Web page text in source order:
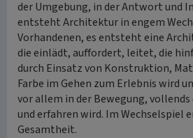
der Umgebung, in der Antwort und
entsteht Architektur in engem
Vorhandenen, es entsteht eine
die einlädt, auffordert, leitet, die
durch Einsatz von Konstruktion,
Farbe im Gehen zum Erlebnis wird
vor allem in der Bewegung,
und erfahren wird. Im Wechselspiel
Gesamtheit.